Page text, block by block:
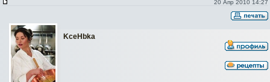
20 Апр 2010 14:27
KceHbka